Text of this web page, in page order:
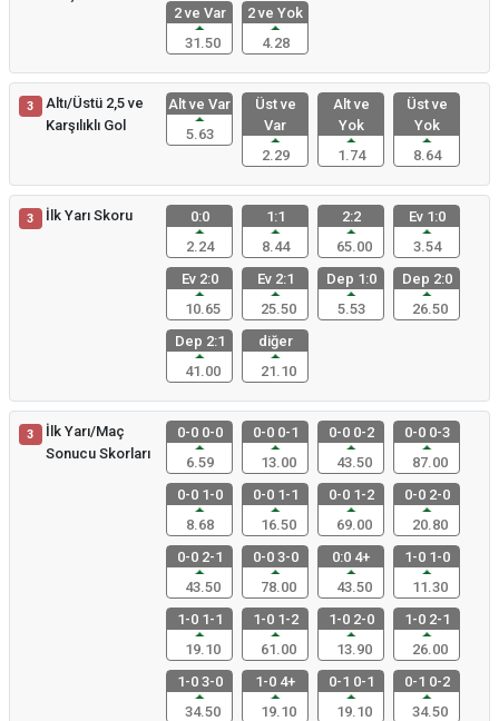
2 ve Var
31.50
2 ve Yok
4.28
3
Altı/Üstü 2,5 ve
Karşılıklı Gol
Alt ve Var
5.63
Üst ve
Var
2.29
Alt ve
Yok
1.74
Üst ve
Yok
8.64
3 İlk Yarı Skoru
0:0
2.24
1:1
8.44
2:2
65.00
Ev 1:0
3.54
Ev 2:0
10.65
Ev 2:1
25.50
Dep 1:0
5.53
Dep 2:0
26.50
Dep 2:1
41.00
diğer
21.10
3
İlk Yarı/Maç
Sonucu Skorları
0-0 0-0
6.59
0-0 0-1
13.00
0-0 0-2
43.50
0-0 0-3
87.00
0-0 1-0
8.68
0-0 1-1
16.50
0-0 1-2
69.00
0-0 2-0
20.80
0-0 2-1
43.50
0-0 3-0
78.00
0:0 4+
43.50
1-0 1-0
11.30
1-0 1-1
19.10
1-0 1-2
61.00
1-0 2-0
13.90
1-0 2-1
26.00
1-0 3-0
34.50
1-0 4+
19.10
0-1 0-1
19.10
0-1 0-2
34.50